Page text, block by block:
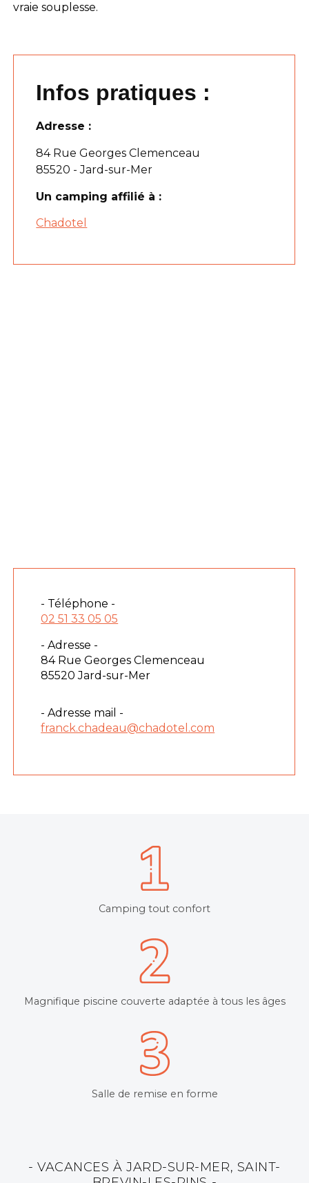
Camping tout confort
Magnifique piscine couverte adaptée à tous les âges
Salle de remise en forme
vraie souplesse.
Infos pratiques :
Adresse :
84 Rue Georges Clemenceau
85520 - Jard-sur-Mer
Un camping affilié à :
Chadotel
- Téléphone -
02 51 33 05 05
- Adresse -
84 Rue Georges Clemenceau
85520 Jard-sur-Mer
- Adresse mail -
franck.chadeau@chadotel.com
- VACANCES À JARD-SUR-MER, SAINT-